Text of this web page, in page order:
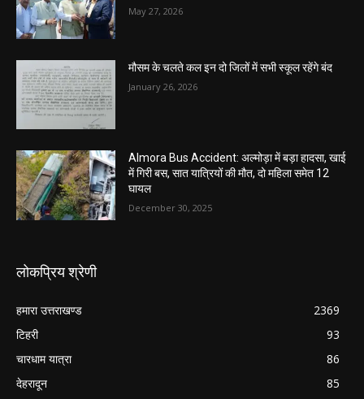
May 27, 2026
मौसम के चलते कल इन दो जिलों में सभी स्कूल रहेंगे बंद
January 26, 2026
Almora Bus Accident: अल्मोड़ा में बड़ा हादसा, खाई
में गिरी बस, सात यात्रियों की मौत, दो महिला समेत 12
घायल
December 30, 2025
लोकप्रिय श्रेणी
हमारा उत्तराखण्ड
2369
टिहरी
93
चारधाम यात्रा
86
देहरादून
85